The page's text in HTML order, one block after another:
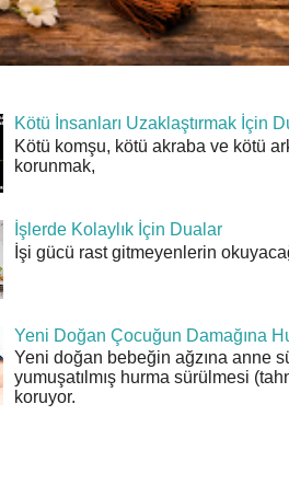
Kötü İnsanları Uzaklaştırmak İçin
Kötü komşu, kötü akraba ve kötü
korunmak,
İşlerde Kolaylık İçin Dualar
İşi gücü rast gitmeyenlerin
Yeni Doğan Çocuğun Damağına
Yeni doğan bebeğin ağzına anne
yumuşatılmış hurma sürülmesi
koruyor.